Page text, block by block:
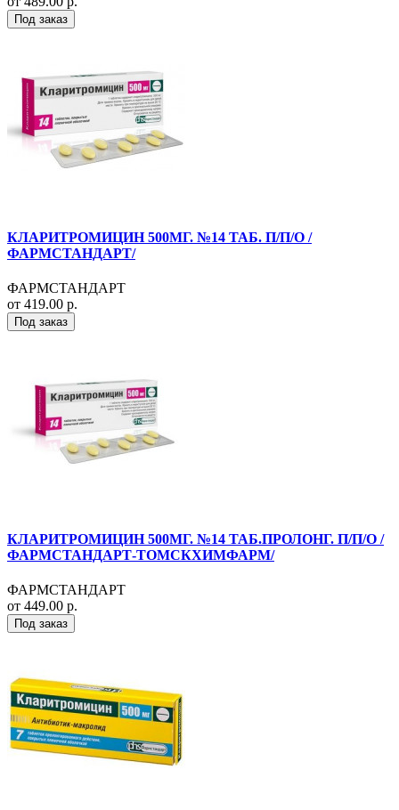
Под заказ
КЛАРИТРОМИЦИН 500МГ. №14 ТАБ. П/П/О /
ФАРМСТАНДАРТ/
ФАРМСТАНДАРТ
от 419.00 р.
Под заказ
КЛАРИТРОМИЦИН 500МГ. №14 ТАБ.ПРОЛОНГ. П/П/О /
ФАРМСТАНДАРТ-ТОМСКХИМФАРМ/
ФАРМСТАНДАРТ
от 449.00 р.
Под заказ